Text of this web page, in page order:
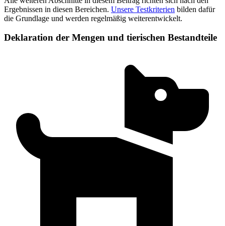
Ergebnissen in diesen Bereichen. Unsere Testkriterien bilden dafür
die Grundlage und werden regelmäßig weiterentwickelt.
Deklaration der Mengen und tierischen Bestandteile